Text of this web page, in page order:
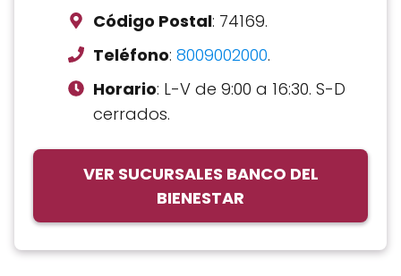
Código Postal: 74169.
Teléfono: 8009002000.
Horario: L-V de 9:00 a 16:30. S-D
cerrados.
VER SUCURSALES BANCO DEL
BIENESTAR